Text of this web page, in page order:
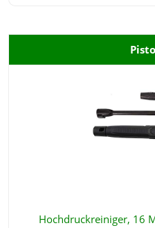
Hochdruckreiniger, 16